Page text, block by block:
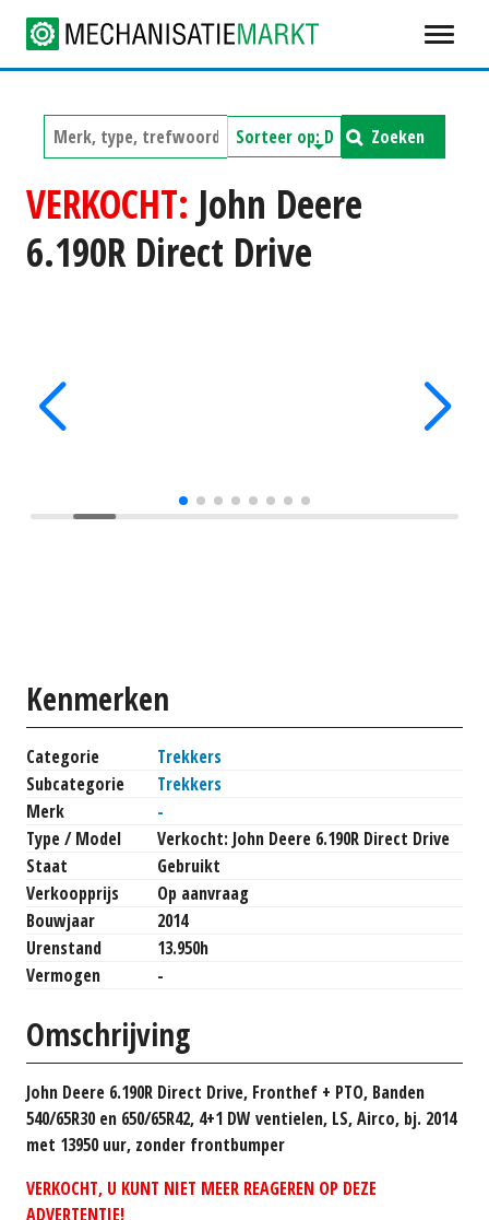
Zoeken
VERKOCHT: John Deere
6.190R Direct Drive
Kenmerken
Categorie
Trekkers
Subcategorie
Trekkers
Merk
-
Type / Model
Verkocht: John Deere 6.190R Direct Drive
Staat
Gebruikt
Verkoopprijs
Op aanvraag
Bouwjaar
2014
Urenstand
13.950h
Vermogen
-
Omschrijving
John Deere 6.190R Direct Drive, Fronthef + PTO, Banden
540/65R30 en 650/65R42, 4+1 DW ventielen, LS, Airco, bj. 2014
met 13950 uur, zonder frontbumper
VERKOCHT, U KUNT NIET MEER REAGEREN OP DEZE
ADVERTENTIE!